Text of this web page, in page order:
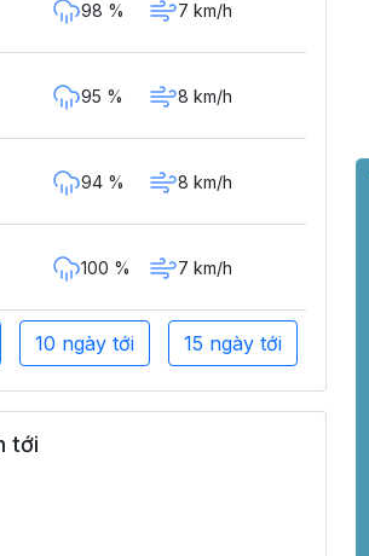
98 % 7 km/h
95 % 8 km/h
94 % 8 km/h
100 % 7 km/h
10 ngày tới 15 ngày tới
tới